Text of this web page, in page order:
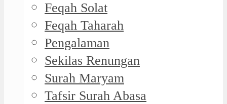
Feqah Solat
Feqah Taharah
Pengalaman
Sekilas Renungan
Surah Maryam
Tafsir Surah Abasa